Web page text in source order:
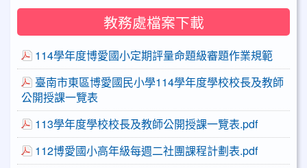
教務處檔案下載
114學年度博愛國小定期評量命題級審題作業規範
臺南市東區博愛國民小學114學年度學校校長及教師
公開授課一覽表
113學年度學校校長及教師公開授課一覽表.pdf
112博愛國小高年級每週二社團課程計劃表.pdf